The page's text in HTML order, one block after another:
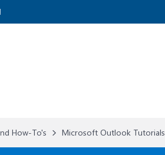
How-To's Microsoft Outlook Tutorials